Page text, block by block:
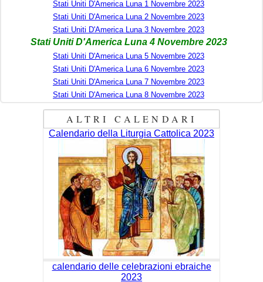
Stati Uniti D'America Luna 1 Novembre 2023
Stati Uniti D'America Luna 2 Novembre 2023
Stati Uniti D'America Luna 3 Novembre 2023
Stati Uniti D'America Luna 4 Novembre 2023
Stati Uniti D'America Luna 5 Novembre 2023
Stati Uniti D'America Luna 6 Novembre 2023
Stati Uniti D'America Luna 7 Novembre 2023
Stati Uniti D'America Luna 8 Novembre 2023
ALTRI CALENDARI
Calendario della Liturgia Cattolica 2023
calendario delle celebrazioni ebraiche
2023